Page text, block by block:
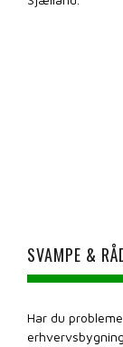
SVAMPE &
Har du